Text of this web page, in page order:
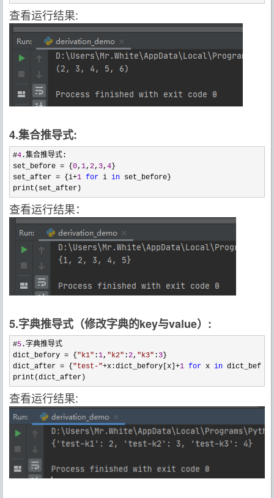
查看运行结果:
4.集合推导式:
#4 .集合推导式:
set_before = { 0, 1, 2, 3, 4 }
set_after = {i+1 for i in set_before}
print(set_after)
查看运行结果：
5.字典推导式（修改字典的key与value）:
#5 .字典推导式
dict_befory = { "k1" :1, "k2" :2, "k3" : 3 }
dict_after = { "test-"+x:dict_befory[x]+1 for x in
print(dict_after)
查看运行结果: